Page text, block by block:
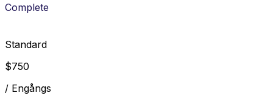
Complete
Standard
$750
/ Engångs